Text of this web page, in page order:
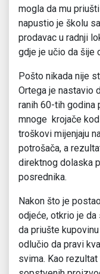
mogla da mu
napustio je školu
prodavac u radnji
gdje je učio da šije
Pošto nikada nije
Ortega je nastavio
ranih 60-tih godina
mnoge krojače
troškovi mijenjaju
potrošača, a
direktnog dolaska
posrednika.
Nakon što je
odjeće, otkrio je
da priušte
odlučio da pravi
svima. Kao